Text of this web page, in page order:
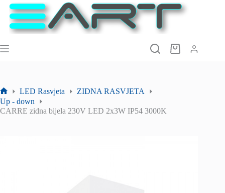
Preskoči
sadržaj
Košarica
Početna
stranica
LED Rasvjeta
ZIDNA RASVJETA
Up - down
CARRE zidna bijela 230V LED 2x3W IP54 3000K